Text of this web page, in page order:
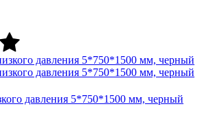
давления 5*750*1500 мм, черный